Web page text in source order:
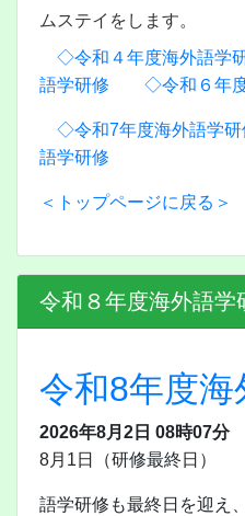
ムステイをします。
◇令和４年度海外語学
語学研修
◇令和６年
◇令和7年度海外語学研
語学研修
＜トップページに戻る＞
令和８年度海外語学
令和8年度
2026年8月2日 08時07分
8月1日（研修最終日）
語学研修も最終日を迎え